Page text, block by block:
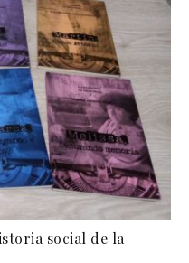
social de la